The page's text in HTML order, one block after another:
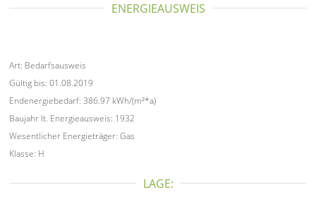
ENERGIEAUSWEIS
Art: Bedarfsausweis
Gültig bis: 01.08.2019
Endenergiebedarf: 386.97 kWh/(m²*a)
Baujahr lt. Energieausweis: 1932
Wesentlicher Energieträger: Gas
Klasse: H
LAGE: